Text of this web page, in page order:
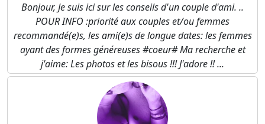
Bonjour, Je suis ici sur les conseils d'un couple d'ami. ..
POUR INFO :priorité aux couples et/ou femmes
recommandé(e)s, les ami(e)s de longue dates: les femmes
ayant des formes généreuses #coeur# Ma recherche et
j'aime: Les photos et les bisous !!! J'adore !! ...